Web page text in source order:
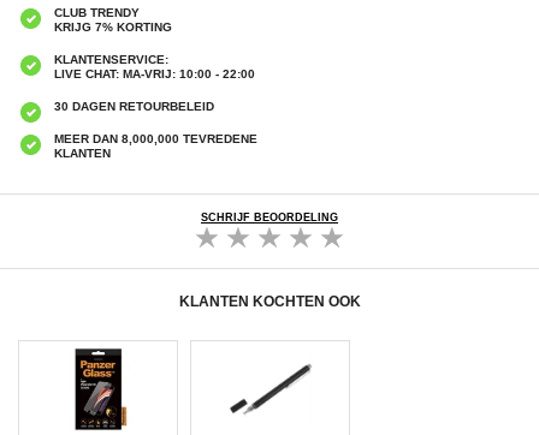
CLUB TRENDY
KRIJG 7% KORTING
KLANTENSERVICE:
LIVE CHAT: MA-VRIJ: 10:00 - 22:00
30 DAGEN RETOURBELEID
MEER DAN 8,000,000 TEVREDENE
KLANTEN
SCHRIJF BEOORDELING
KLANTEN KOCHTEN OOK